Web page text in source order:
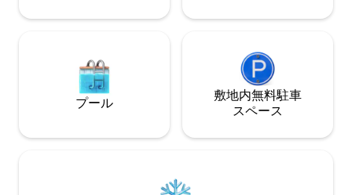
プール
敷地内無料駐⁠車
ス⁠ペ⁠ー⁠ス